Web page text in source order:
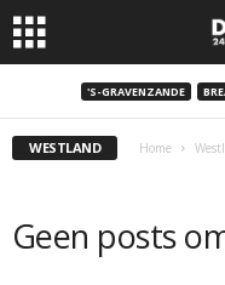
'S-GRAVENZANDE
WESTLAND Home
Geen posts